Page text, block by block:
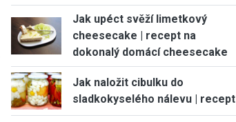
Jak upéct svěží limetkový
cheesecake | recept na
dokonalý domácí cheesecake
Jak naložit cibulku do
sladkokyselého nálevu | recept